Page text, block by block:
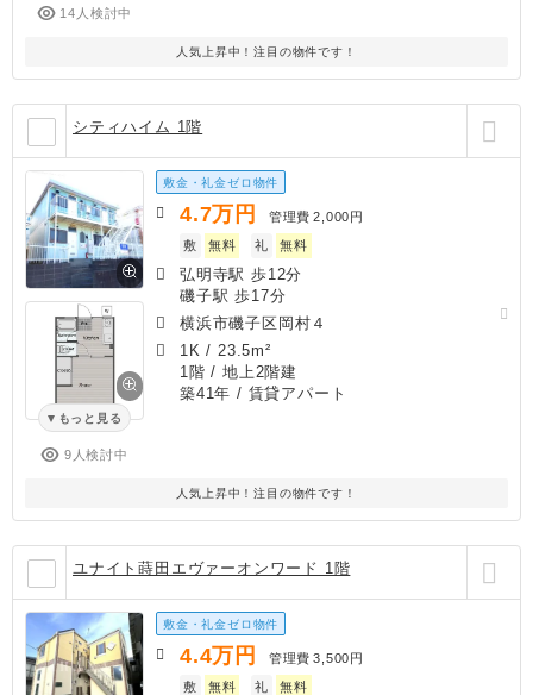
14人検討中
人気上昇中！注目の物件です！
シティハイム 1階
もっと見る
9人検討中
敷金・礼金ゼロ物件
4.7万円 管理費 2,000円
敷
無料 礼 無料
弘明寺駅 歩12分
磯子駅 歩17分
横浜市磯子区岡村４
1K / 23.5m²
1階 / 地上2階建
築41年 / 賃貸アパート
人気上昇中！注目の物件です！
ユナイト蒔田エヴァーオンワード 1階
敷金・礼金ゼロ物件
4.4万円 管理費 3,500円
敷
無料 礼 無料